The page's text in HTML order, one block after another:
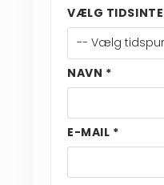
VÆLG
NAVN *
E-MAIL *